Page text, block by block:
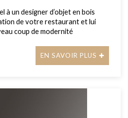
à un designer d’objet en bois
de votre restaurant et lui
coup de modernité
EN SAVOIR PLUS